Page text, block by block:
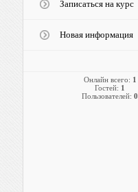
Записаться на курс
Новая информация
Онлайн всего: 1
Гостей: 1
Пользователей: 0